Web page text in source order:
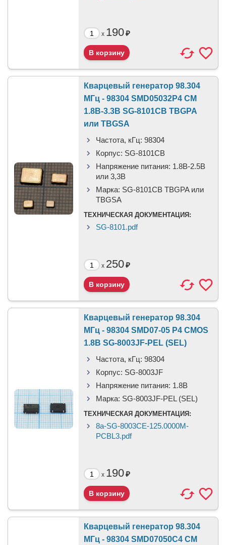
x 190₽
Кварцевый генератор 98.304
МГц - 98304 SMD05032P4 CM
1.8В-3.3В SG-8101CB TBGPA
или TBGSA
Частота, кГц: 98304
Корпус: SG-8101CB
Напряжение питания: 1.8В-2.5B
или 3,3B
Марка: SG-8101CB TBGPA или
TBGSA
ТЕХНИЧЕСКАЯ ДОКУМЕНТАЦИЯ:
SG-8101.pdf
x 250₽
Кварцевый генератор 98.304
МГц - 98304 SMD07-05 P4 CMOS
1.8В SG-8003JF-PEL (SEL)
Частота, кГц: 98304
Корпус: SG-8003JF
Напряжение питания: 1.8В
Марка: SG-8003JF-PEL (SEL)
ТЕХНИЧЕСКАЯ ДОКУМЕНТАЦИЯ:
8a-SG-8003CE-125.0000M-
PCBL3.pdf
x 190₽
Кварцевый генератор 98.304
МГц - 98304 SMD07050C4 CM